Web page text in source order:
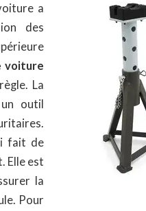
a
des
voiture
La
outil
fait de
Elle est
la
Pour